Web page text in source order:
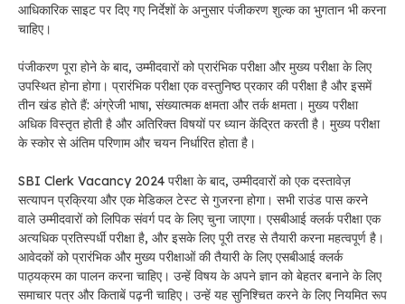
आधिकारिक साइट पर दिए गए निर्देशों के अनुसार पंजीकरण शुल्क का भुगतान भी करना
चाहिए।
पंजीकरण पूरा होने के बाद, उम्मीदवारों को प्रारंभिक परीक्षा और मुख्य परीक्षा के लिए
उपस्थित होना होगा। प्रारंभिक परीक्षा एक वस्तुनिष्ठ प्रकार की परीक्षा है और इसमें
तीन खंड होते हैं: अंग्रेजी भाषा, संख्यात्मक क्षमता और तर्क क्षमता। मुख्य परीक्षा
अधिक विस्तृत होती है और अतिरिक्त विषयों पर ध्यान केंद्रित करती है। मुख्य परीक्षा
के स्कोर से अंतिम परिणाम और चयन निर्धारित होता है।
SBI Clerk Vacancy 2024 परीक्षा के बाद, उम्मीदवारों को एक दस्तावेज़
सत्यापन प्रक्रिया और एक मेडिकल टेस्ट से गुजरना होगा। सभी राउंड पास करने
वाले उम्मीदवारों को लिपिक संवर्ग पद के लिए चुना जाएगा। एसबीआई क्लर्क परीक्षा एक
अत्यधिक प्रतिस्पर्धी परीक्षा है, और इसके लिए पूरी तरह से तैयारी करना महत्वपूर्ण है।
आवेदकों को प्रारंभिक और मुख्य परीक्षाओं की तैयारी के लिए एसबीआई क्लर्क
पाठ्यक्रम का पालन करना चाहिए। उन्हें विषय के अपने ज्ञान को बेहतर बनाने के लिए
समाचार पत्र और किताबें पढ़नी चाहिए। उन्हें यह सुनिश्चित करने के लिए नियमित रूप